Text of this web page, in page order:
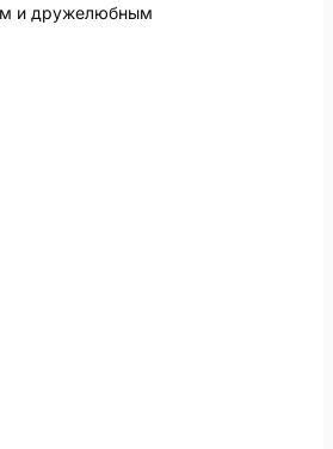
и дружелюбным